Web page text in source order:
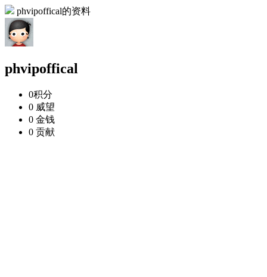
phvipoffical的资料
phvipoffical
0积分
0 威望
0 金钱
0 贡献